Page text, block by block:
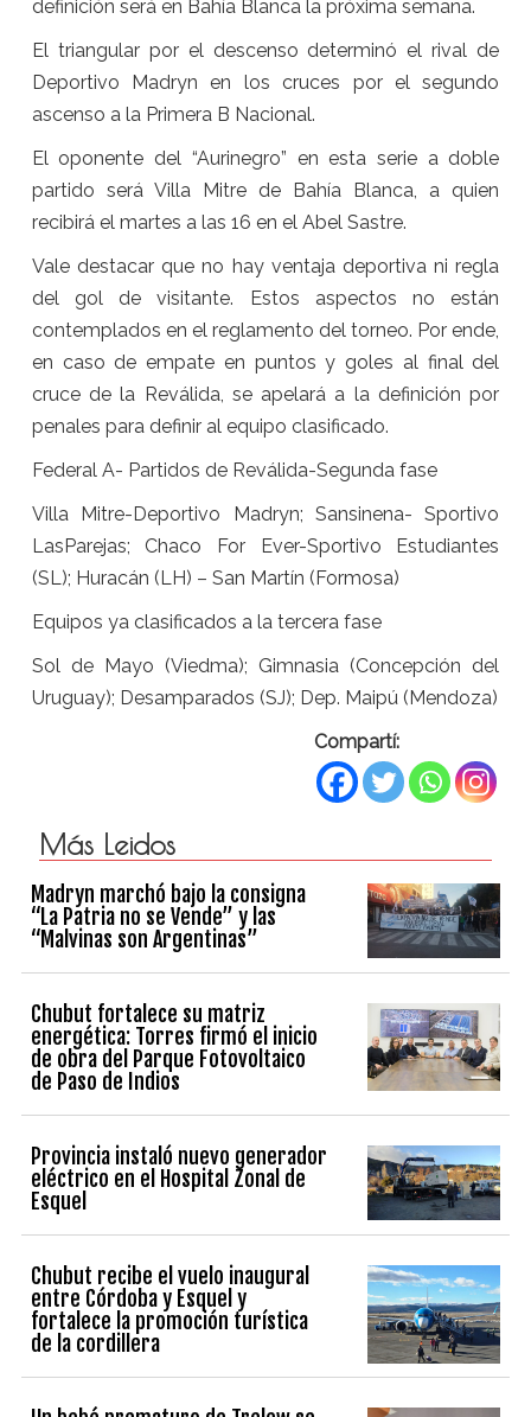
definición será en Bahía Blanca la próxima semana.
El triangular por el descenso determinó el rival de
Deportivo Madryn en los cruces por el segundo
ascenso a la Primera B Nacional.
El oponente del “Aurinegro” en esta serie a doble
partido será Villa Mitre de Bahía Blanca, a quien
recibirá el martes a las 16 en el Abel Sastre.
Vale destacar que no hay ventaja deportiva ni regla
del gol de visitante. Estos aspectos no están
contemplados en el reglamento del torneo. Por ende,
en caso de empate en puntos y goles al final del
cruce de la Reválida, se apelará a la definición por
penales para definir al equipo clasificado.
Federal A- Partidos de Reválida-Segunda fase
Villa Mitre-Deportivo Madryn; Sansinena- Sportivo
LasParejas; Chaco For Ever-Sportivo Estudiantes
(SL); Huracán (LH) – San Martín (Formosa)
Equipos ya clasificados a la tercera fase
Sol de Mayo (Viedma); Gimnasia (Concepción del
Uruguay); Desamparados (SJ); Dep. Maipú (Mendoza)
Compartí:
Más Leidos
Madryn marchó bajo la consigna
“La Patria no se Vende” y las
“Malvinas son Argentinas”
Chubut fortalece su matriz
energética: Torres firmó el inicio
de obra del Parque Fotovoltaico
de Paso de Indios
Provincia instaló nuevo generador
eléctrico en el Hospital Zonal de
Esquel
Chubut recibe el vuelo inaugural
entre Córdoba y Esquel y
fortalece la promoción turística
de la cordillera